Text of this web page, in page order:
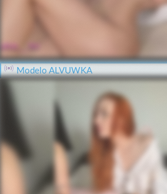
Modelo ALVUWKA